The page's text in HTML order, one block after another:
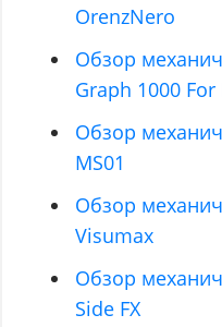
OrenzNero
Обзор
Graph 1000 For
Обзор
MS01
Обзор
Visumax
Обзор
Side FX